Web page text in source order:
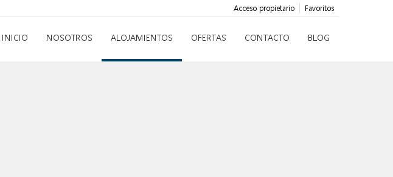
Favoritos
Acceso propietario
INICIO NOSOTROS ALOJAMIENTOS OFERTAS CONTACTO BLOG